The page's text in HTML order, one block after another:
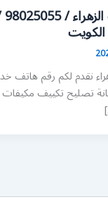
نقدم لكم رقم هاتف
تصليح تكييف